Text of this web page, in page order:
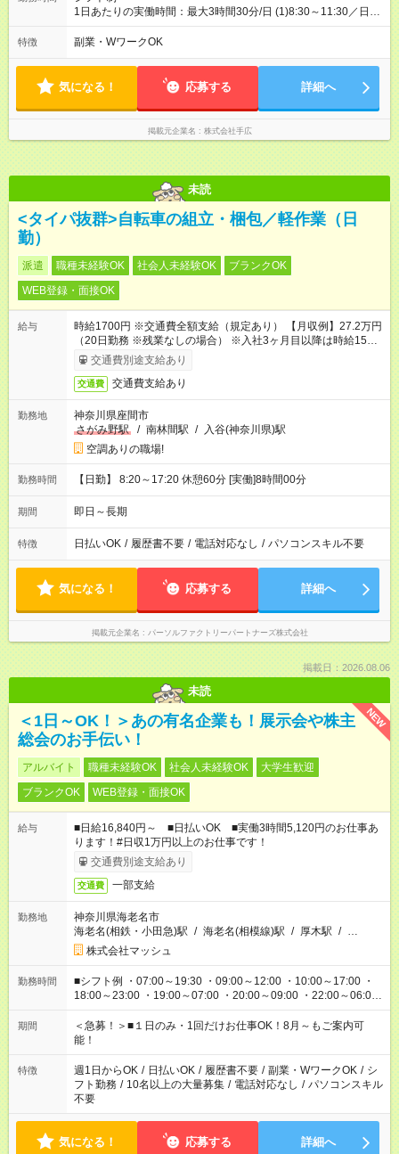
1日あたりの実働時間：最大3時間30分/日 (1)8:30～11:30／日当
4200円 (2)8:30～12:00／日当5200円 ※時間帯は選べません。 ◆
勤務時間により給与変動あり ◆作業が終わり次第、早上がり可
さい！
特徴 副業・WワークOK
気になる！ 応募する 詳細へ
掲載元企業名 株式会社手広
未読
<タイパ抜群>自転車の組立・梱包／軽作業（日
勤）
派遣 職種未経験OK 社会人未経験OK
ブランクOK
WEB登録・面接OK
給与
時給1700円 ※交通費全額支給（規定あり） 【月収例】27.2万円
（20日勤務 ※残業なしの場合） ※入社3ヶ月目以降は時給1500
円となります。
交通費別途支給あり
交通費 交通費支給あり
勤務地
神奈川県座間市
さがみ野駅
/ 南林間駅 / 入谷(神奈川県)駅
空調ありの職場!
勤務時間 【日勤】 8:20～17:20 休憩60分 [実働]8時間00分
期間 即日～長期
特徴 日払いOK / 履歴書不要 / 電話対応なし / パソコンスキル不要
気になる！ 応募する 詳細へ
掲載元企業名 パーソルファクトリーパートナーズ株式会社
掲載日：2026.08.06
未読
NEW
＜1日～OK！＞あの有名企業も！展示会や株主
総会のお手伝い！
アルバイト 職種未経験OK 社会人未経験OK
大学生歓迎
ブランクOK
WEB登録・面接OK
給与
■日給16,840円～ ■日払いOK ■実働3時間5,120円のお仕事あ
ります！#日収1万円以上のお仕事です！
交通費別途支給あり
交通費 一部支給
勤務地
神奈川県海老名市
海老名(相鉄・小田急)駅 / 海老名(相模線)駅 / 厚木駅 / …
株式会社マッシュ
勤務時間
■シフト例 ・07:00～19:30 ・09:00～12:00 ・10:00～17:00 ・
18:00～23:00 ・19:00～07:00 ・20:00～09:00 ・22:00～06:00
etc ★最短で3時間で5,120円のお仕事から 15時間で2万円近く稼
げるお仕事も！ ご希望のお時間に合わせてご紹介！ ※シフトは
現場によって異なります。 ※勿論、休憩時間はあるのでご安心
ください！
期間
＜急募！＞■１日のみ・1回だけお仕事OK！8月～もご案内可
能！
特徴 週1日からOK / 日払いOK / 履歴書不要 / 副業・WワークOK / シ
フト勤務 / 10名以上の大量募集 / 電話対応なし / パソコンスキル
不要
気になる！ 応募する 詳細へ